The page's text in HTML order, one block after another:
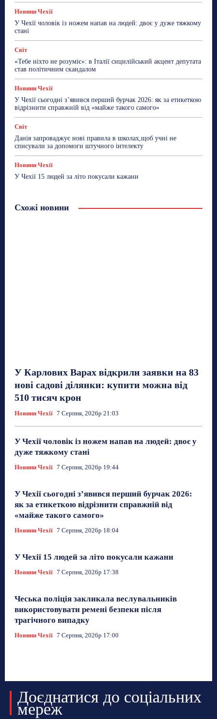
Новини Чехії
У Чехії чоловік із ножем напав на людей: двоє у дуже тяжкому
стані
Світ
«Тебе ніхто не розуміє»: в Італії сицилійський акцент депутата
став політичним скандалом
Новини Чехії
У Чехії сьогодні з’явився перший бурчак 2026: як за етикеткою
відрізнити справжній від «майже такого самого»
Світ
Данія запроваджує нові правила в школах,щоб учні не
списували за допомоги штучного інтелекту
Новини Чехії
У Чехії 15 людей за літо покусали кажани
Схожі новини
У Карлових Варах відкрили заявки на 83
нові садові ділянки: купити можна від
510 тисяч крон
Новини Чехії 7 Серпня, 2026р 21:03
У Чехії чоловік із ножем напав на людей: двоє у
дуже тяжкому стані
Новини Чехії 7 Серпня, 2026р 19:44
У Чехії сьогодні з’явився перший бурчак 2026:
як за етикеткою відрізнити справжній від
«майже такого самого»
Новини Чехії 7 Серпня, 2026р 18:04
У Чехії 15 людей за літо покусали кажани
Новини Чехії 7 Серпня, 2026р 17:38
Чеська поліція закликала веслувальників
використовувати ремені безпеки після
трагічного випадку
Новини Чехії 7 Серпня, 2026р 17:00
Доєднатися до соціальних
мереж